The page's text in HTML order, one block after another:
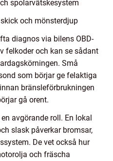
spolarvätskesystem
och mönsterdjup
diagnos via bilens OBD-
felkoder och kan se sådant
Små
som börjar ge felaktiga
bränsleförbrukningen
gå orent.
avgörande roll. En lokal
slask påverkar bromsar,
De vet också hur
och fräscha